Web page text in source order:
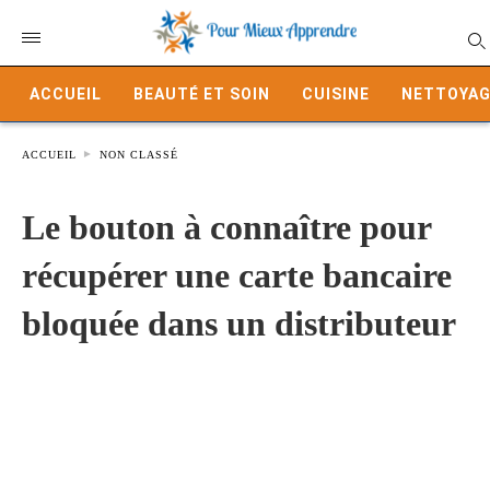
ACCUEIL BEAUTÉ ET SOIN CUISINE
ACCUEIL NON CLASSÉ
Le bouton à connaître pour
récupérer une carte bancaire
bloquée dans un distributeur